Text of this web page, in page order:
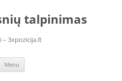
talpinimas
– 3xpozicija.lt
Menu